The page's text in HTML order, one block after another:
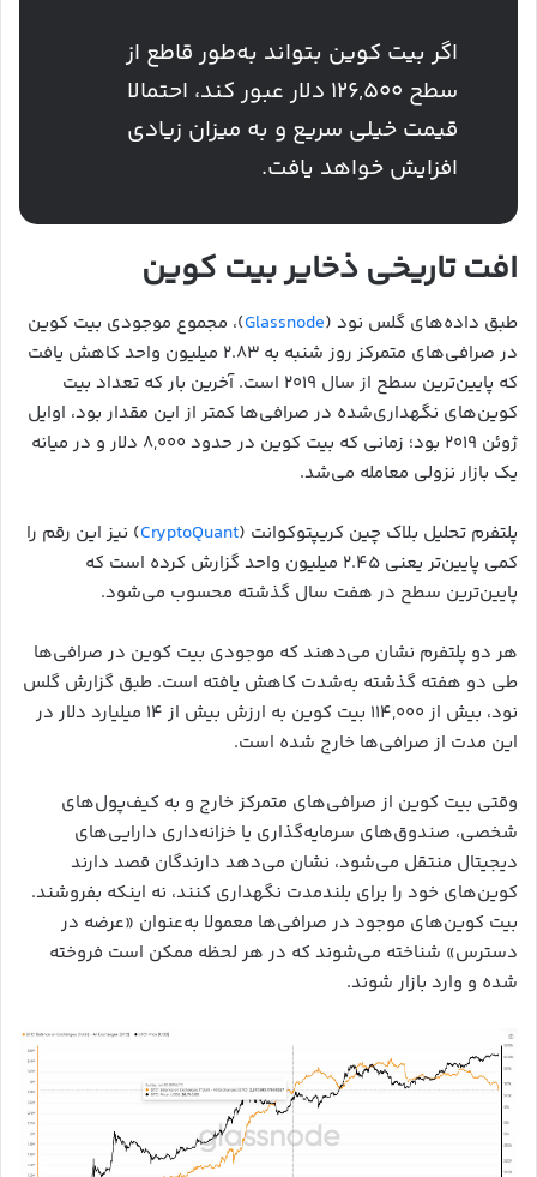
اگر بیت‌ کوین بتواند به‌طور قاطع از
سطح ۱۲۶,۵۰۰ دلار عبور کند، احتمالا
قیمت خیلی سریع و به میزان زیادی
افزایش خواهد یافت.
افت تاریخی ذخایر بیت کوین
طبق داده‌های گلس نود (Glassnode)، مجموع موجودی بیت‌ کوین
در صرافی‌های متمرکز روز شنبه به ۲.۸۳ میلیون واحد کاهش یافت
که پایین‌ترین سطح از سال ۲۰۱۹ است. آخرین بار که تعداد بیت‌
کوین‌های نگهداری‌شده در صرافی‌ها کمتر از این مقدار بود، اوایل
ژوئن ۲۰۱۹ بود؛ زمانی که بیت‌ کوین در حدود ۸,۰۰۰ دلار و در میانه
یک بازار نزولی معامله می‌شد.
پلتفرم تحلیل بلاک‌ چین کریپتوکوانت (CryptoQuant) نیز این رقم را
کمی پایین‌تر یعنی ۲.۴۵ میلیون واحد گزارش کرده است که
پایین‌ترین سطح در هفت سال گذشته محسوب می‌شود.
هر دو پلتفرم نشان می‌دهند که موجودی بیت‌ کوین در صرافی‌ها
طی دو هفته گذشته به‌شدت کاهش یافته است. طبق گزارش گلس
نود، بیش از ۱۱۴,۰۰۰ بیت‌ کوین به ارزش بیش از ۱۴ میلیارد دلار در
این مدت از صرافی‌ها خارج شده است.
وقتی بیت‌ کوین از صرافی‌های متمرکز خارج و به کیف‌پول‌های
شخصی، صندوق‌های سرمایه‌گذاری یا خزانه‌داری دارایی‌های
دیجیتال منتقل می‌شود، نشان می‌دهد دارندگان قصد دارند
کوین‌های خود را برای بلندمدت نگهداری کنند، نه اینکه بفروشند.
بیت‌ کوین‌های موجود در صرافی‌ها معمولا به‌عنوان «عرضه در
دسترس» شناخته می‌شوند که در هر لحظه ممکن است فروخته
شده و وارد بازار شوند.